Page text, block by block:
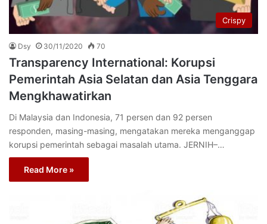
Crispy
Dsy 30/11/2020 70
Transparency International: Korupsi
Pemerintah Asia Selatan dan Asia Tenggara
Mengkhawatirkan
Di Malaysia dan Indonesia, 71 persen dan 92 persen
responden, masing-masing, mengatakan mereka menganggap
korupsi pemerintah sebagai masalah utama. JERNIH–…
Read More »